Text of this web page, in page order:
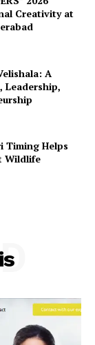
Creativity at
A
Leadership,
Timing Helps
Wildlife